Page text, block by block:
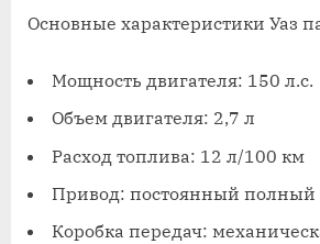
Основные характеристики Уаз
Мощность двигателя: 150 л.с.
Объем двигателя: 2,7 л
Расход топлива: 12 л/100 км
Привод: постоянный полный
Коробка передач: